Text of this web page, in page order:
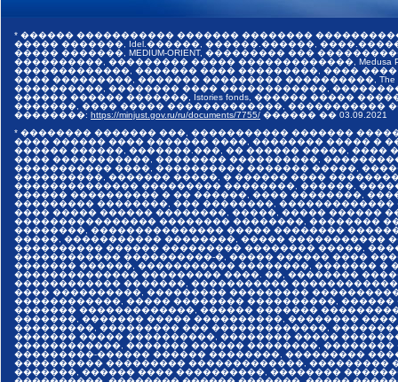
* ������ ����������� ������� ��������
����� �������, Idel.������, ������.������,
����� �������, MEDIUM-ORIENT, ��������� ���
����������, ��������� ����� �������������, Medusa
�������������, ������� ���� ���������, ����
���� ���������, ������� ��������� ����������,
����������, �������� ���� ������������,
������ ������ �������, Istories fonds, ������ �����
�������, ���� ����� �������������, �����������
��������: https://minjust.gov.ru/ru/documents/7755/ ������ �� 03.09.2021
* �������� ������� ���, ����������� �������
���� ������ ���� ������� ����, �������� ����� �
������ ������, �������.���, �� ������ �����,
���� �����������, �������� ����������,
����������� ����, ���������� ������� �����,
����������, ������� �����, � ������ ����
�������������� ��������� ��������, ������,
������ ���������� � �� ������, ���� ��������,
��������� ��������, ��� ��������,
���� ����� ������ ��������, �����, ����� ������
���������������� �������� ��������, ��������
��������, ��������������� ����� ��������
�����, ����������� ��������, ����� �����������
���������� ������ ��������� �������� �����,
������������ ����������-�, ����� ������ ����
������� ������, ����������� ��������, �������
�������������� ��������� ����. ��, ��������
������������ �������, �����������
���� ����������, ��������� ���������
������������, ����� �������� ����������,
������� �������������, ������ �������
�������, ������� ����� ����������, ��������
���������, ��������� ��� �������������,
������� ����� ����������, �������� �����
������������, ������� ������ ��������,
���������-������ ������ ��������, ���������
���������� ��������� �������������, ���������
�������, ������ ���� ����������, ��������